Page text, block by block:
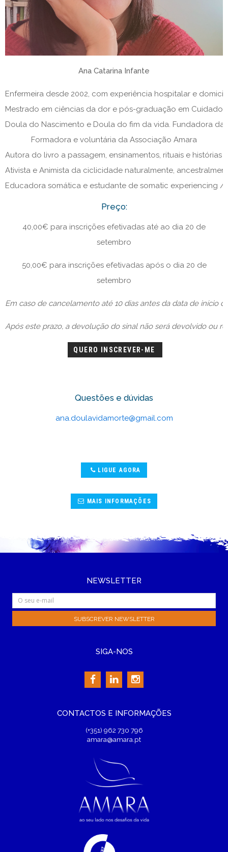
Ana Catarina Infante
Enfermeira desde 2002, com experiência hospitalar e
Mestrado em ciências da dor e pós-graduação em
Doula do Nascimento e Doula do fim da vida. Fundadora
Formadora e voluntária da Associação Amara
Autora do livro a passagem, ensinamentos, rituais e
Ativista e Animista da ciclicidade naturalmente,
Educadora somática e estudante de somatic experiencing /
Preço:
40,00€ para inscrições efetivadas até ao dia 20 de
setembro
50,00€ para inscrições efetivadas após o dia 20 de
setembro
Em caso de cancelamento até 10 dias antes da data de início
Após este prazo, a devolução do sinal não será devolvido ou
QUERO INSCREVER-ME
Questões e dúvidas
ana.doulavidamorte@gmail.com
LIGUE AGORA
MAIS INFORMAÇÕES
NEWSLETTER
SIGA-NOS
CONTACTOS E INFORMAÇÕES
(+351) 962 730 796
amara@amara.pt